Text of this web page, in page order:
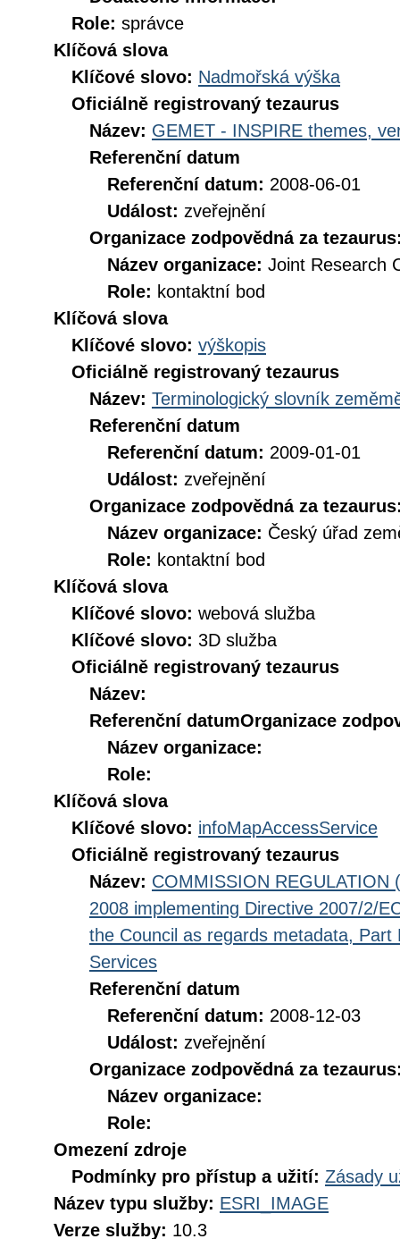
Role: správce
Klíčová slova
Klíčové slovo: Nadmořská výška
Oficiálně registrovaný tezaurus
Název: GEMET - INSPIRE themes,
Referenční datum
Referenční datum: 2008-06-01
Událost: zveřejnění
Organizace zodpovědná za
Název organizace: Joint Research
Role: kontaktní bod
Klíčová slova
Klíčové slovo: výškopis
Oficiálně registrovaný tezaurus
Název: Terminologický slovník
Referenční datum
Referenční datum: 2009-01-01
Událost: zveřejnění
Organizace zodpovědná za
Název organizace: Český úřad
Role: kontaktní bod
Klíčová slova
Klíčové slovo: webová služba
Klíčové slovo: 3D služba
Oficiálně registrovaný tezaurus
Název:
Referenční datumOrganizace
Název organizace:
Role:
Klíčová slova
Klíčové slovo: infoMapAccessService
Oficiálně registrovaný tezaurus
Název: COMMISSION REGULATION
2008 implementing Directive 2007/2/
the Council as regards metadata,
Services
Referenční datum
Referenční datum: 2008-12-03
Událost: zveřejnění
Organizace zodpovědná za
Název organizace:
Role:
Omezení zdroje
Podmínky pro přístup a užití: Zásady
Název typu služby: ESRI_IMAGE
Verze služby: 10.3